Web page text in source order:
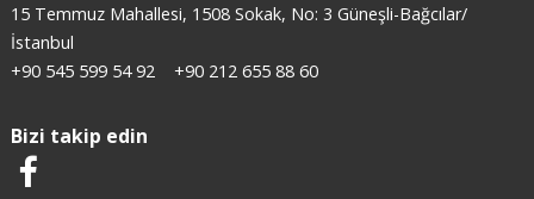
15 Temmuz Mahallesi, 1508 Sokak, No: 3 Güneşli-Bağcılar/
İstanbul
+90 545 599 54 92
+90 212 655 88 60
Bizi takip edin